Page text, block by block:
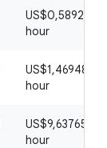
US$0,589212 /
hour
US$1,4694826
hour
US$9,6376509
hour